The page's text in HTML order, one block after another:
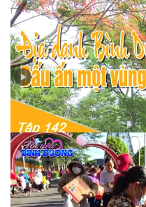
Tập 142 - Địa danh Bình